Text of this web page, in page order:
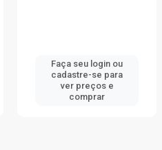
Faça seu login ou
cadastre-se para
ver preços e
comprar